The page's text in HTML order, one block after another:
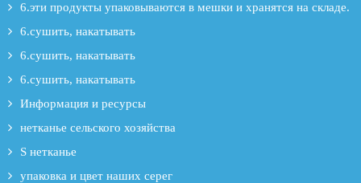
6.эти продукты упаковываются в мешки и хранятся на складе.
6.сушить, накатывать
6.сушить, накатывать
6.сушить, накатывать
Информация и ресурсы
нетканье сельского хозяйства
S нетканье
упаковка и цвет наших серег